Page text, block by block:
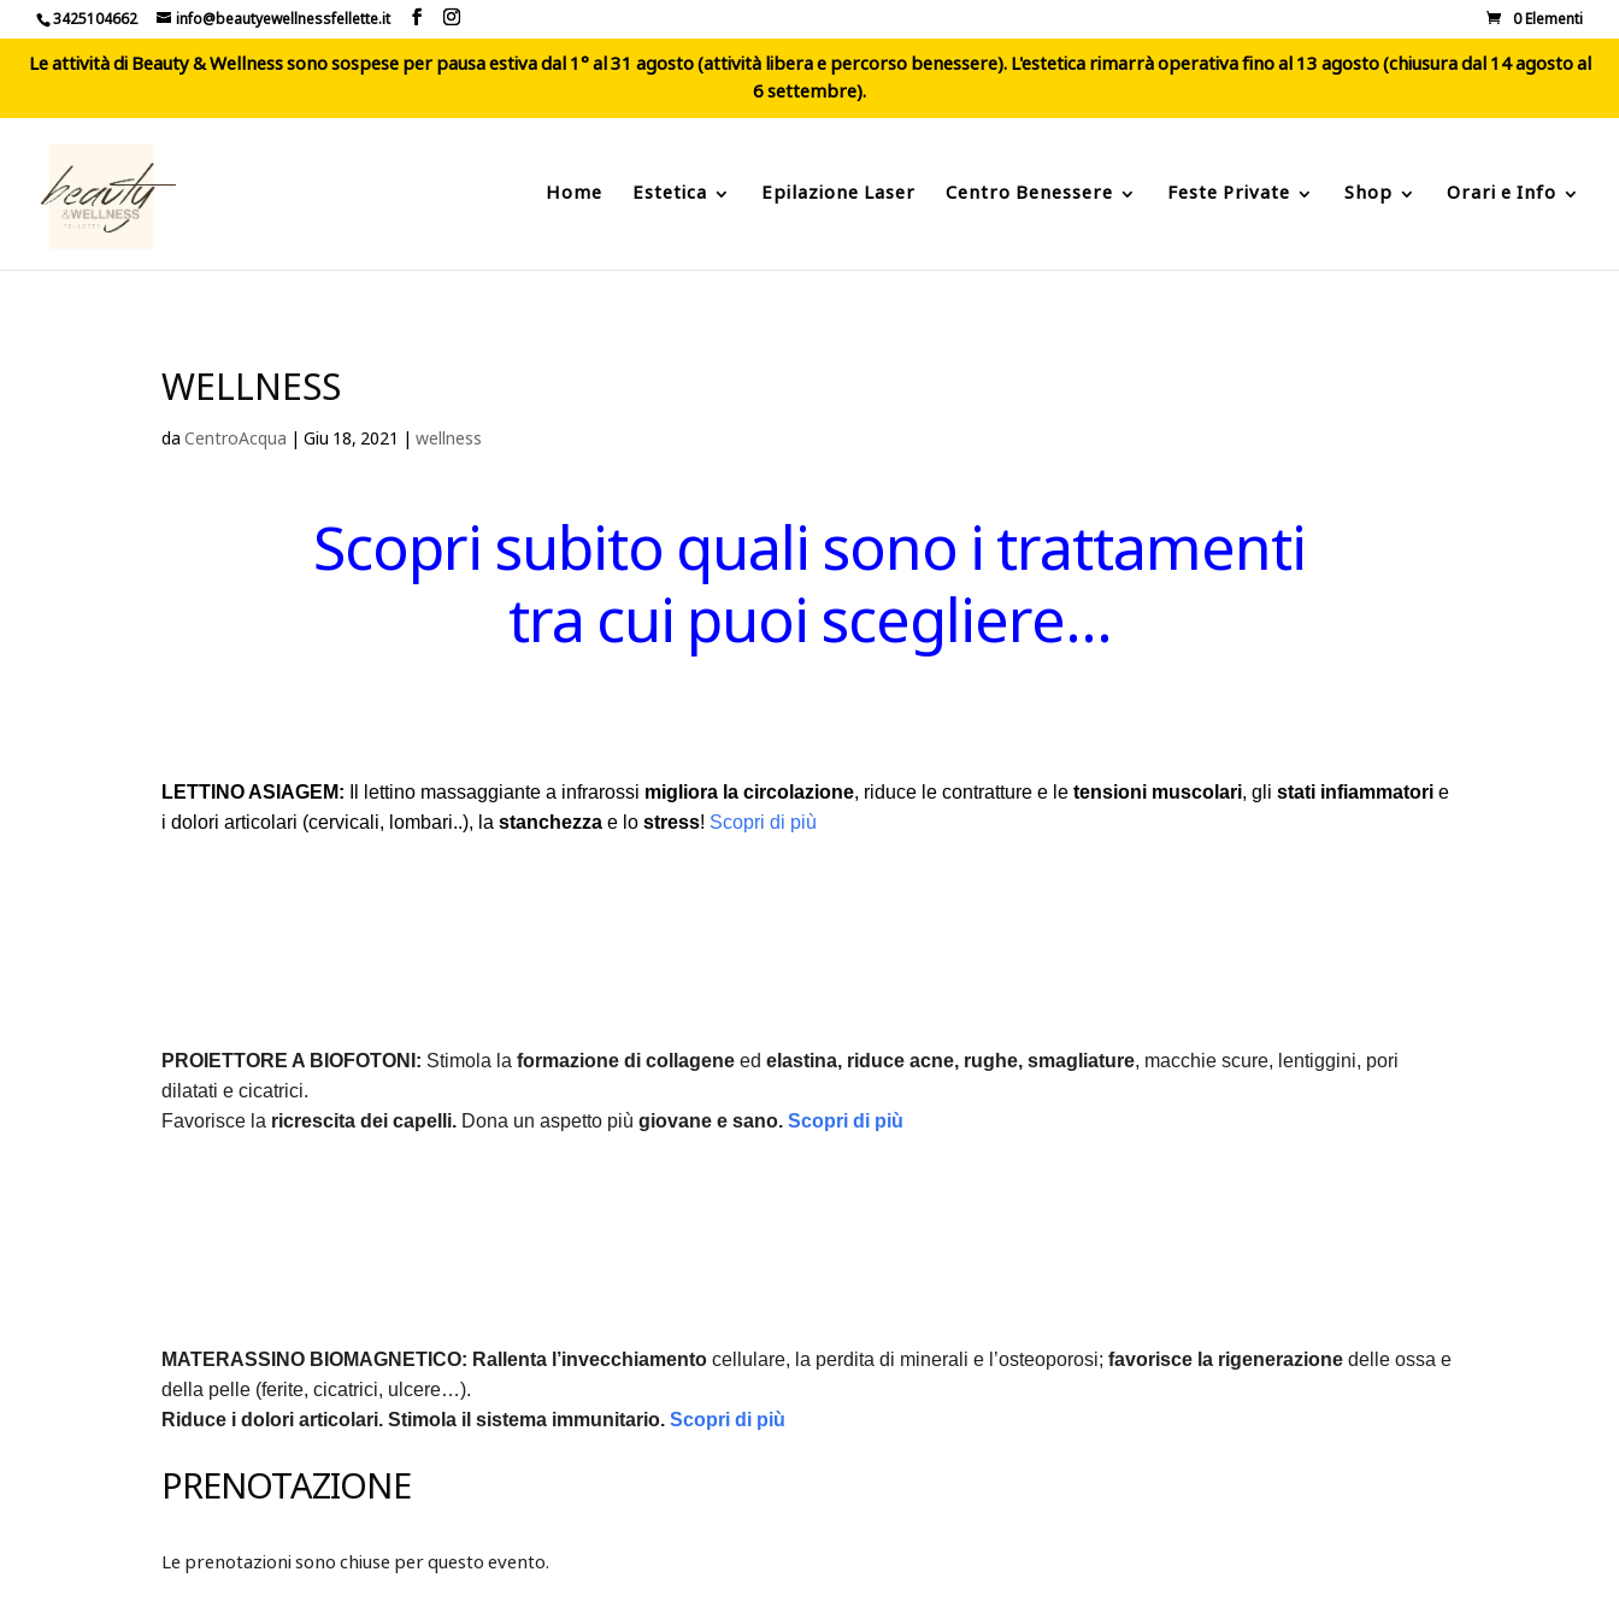
3425104662 info@beautyewellnessfellette.it 0 Elementi
Le attività di Beauty & Wellness sono sospese per pausa estiva dal 1° al 31 agosto (attività libera e percorso benessere). L'estetica rimarrà operativa fino al 13 agosto (chiusura dal 14 agosto al
6 settembre).
Home Estetica Epilazione Laser Centro Benessere Feste Private Shop Orari e Info
WELLNESS
daCentroAcqua |Giu 18, 2021 |wellness
Scopri subito quali sono i trattamenti
tra cui puoi scegliere…
LETTINO ASIAGEM: Il lettino massaggiante a infrarossi migliora la circolazione, riduce le contratture e letensioni muscolari, glistati infiammatorie
i dolori articolari (cervicali, lombari..), lastanchezza e lostress! Scopri di più
PROIETTORE A BIOFOTONI: Stimola la formazione di collageneed elastina, riduce acne, rughe, smagliature, macchie scure, lentiggini, pori
dilatati e cicatrici.
Favorisce la ricrescita dei capelli. Dona un aspetto piùgiovane e sano.Scopri di più
MATERASSINO BIOMAGNETICO: Rallenta l’invecchiamento cellulare, la perdita di minerali e l’osteoporosi;favorisce la rigenerazione delle ossa e
della pelle (ferite, cicatrici, ulcere…).
Riduce i dolori articolari.Stimola il sistema immunitario.Scopri di più
PRENOTAZIONE
Le prenotazioni sono chiuse per questo evento.